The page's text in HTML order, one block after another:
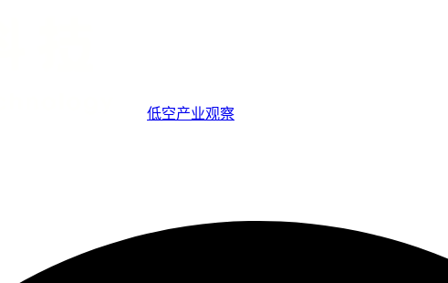
低空产业观察